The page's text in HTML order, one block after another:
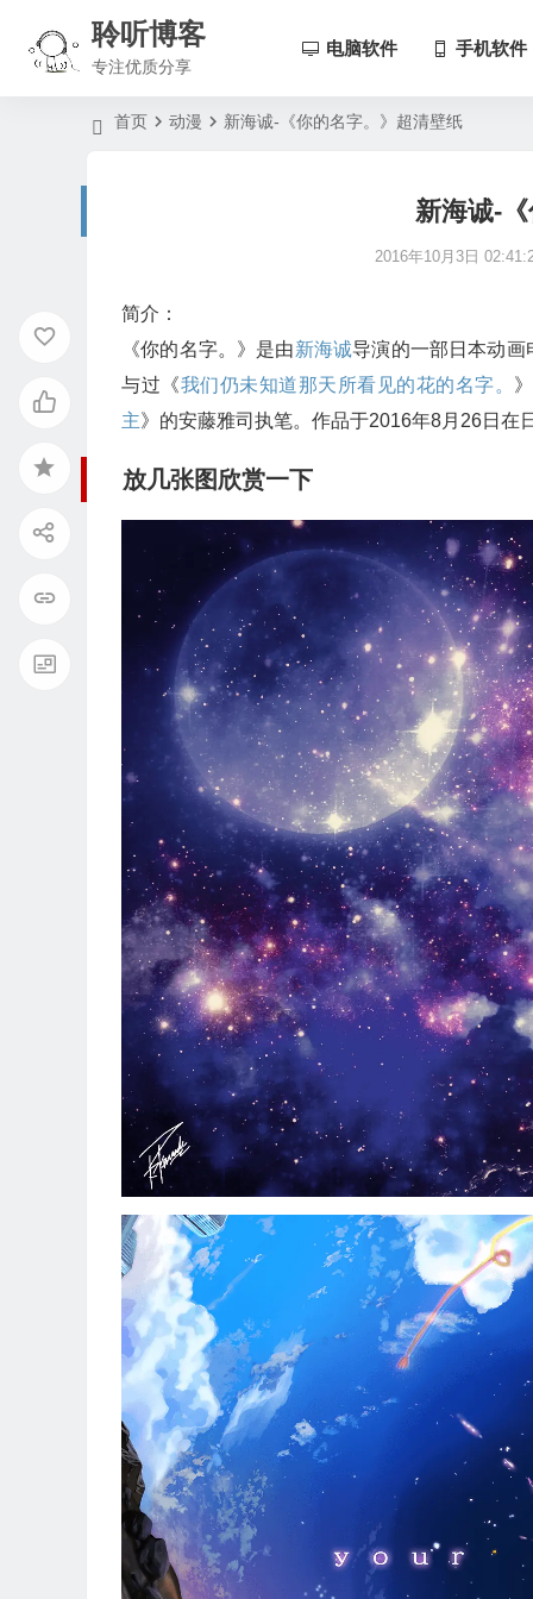
聆听博客
专注优质分享
电脑软件 手机软件
首页 动漫 新海诚-《你的名字。》超清壁纸
新海诚-
2016年10月3日
简介：
《你的名字。》是由新海诚导演的一部日本动画
与过《我们仍未知道那天所看见的花的名字。
主》的安藤雅司执笔。作品于2016年8月26日在
放几张图欣赏一下